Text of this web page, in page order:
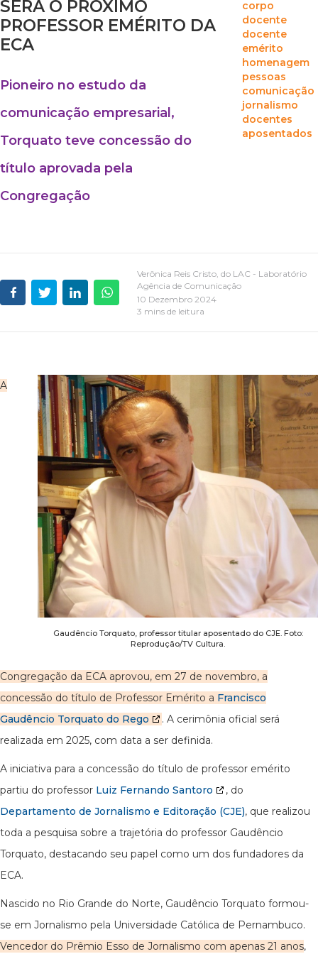
SERÁ O PRÓXIMO
PROFESSOR EMÉRITO DA
ECA
Pioneiro no estudo da
comunicação empresarial,
Torquato teve concessão do
título aprovada pela
Congregação
corpo
docente
docente
emérito
homenagem
pessoas
comunicação
jornalismo
docentes
aposentados
Verônica Reis Cristo, do LAC - Laboratório
Agência de Comunicação
10 Dezembro 2024
3 mins de leitura
Gaudêncio Torquato, professor titular aposentado do CJE. Foto:
Reprodução/TV Cultura.
A
Congregação da ECA aprovou, em 27 de novembro, a
concessão do título de Professor Emérito a Francisco
Gaudêncio Torquato do Rego
. A cerimônia oficial será
realizada em 2025, com data a ser definida.
A iniciativa para a concessão do título de professor emérito
partiu do professor Luiz Fernando Santoro
, do
Departamento de Jornalismo e Editoração (CJE), que realizou
toda a pesquisa sobre a trajetória do professor Gaudêncio
Torquato, destacando seu papel como um dos fundadores da
ECA.
Nascido no Rio Grande do Norte, Gaudêncio Torquato formou-
se em Jornalismo pela Universidade Católica de Pernambuco.
Vencedor do Prêmio Esso de Jornalismo com apenas 21 anos,